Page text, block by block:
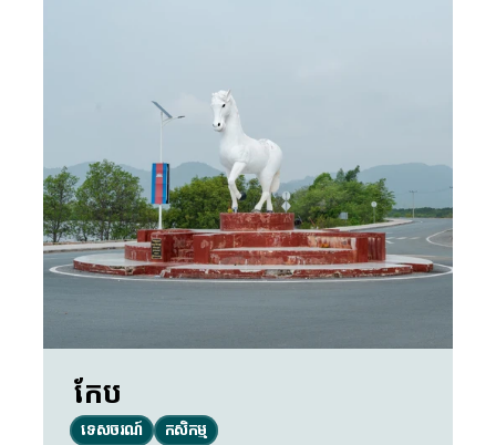
កែប
ទេសចរណ៍ កសិកម្ម